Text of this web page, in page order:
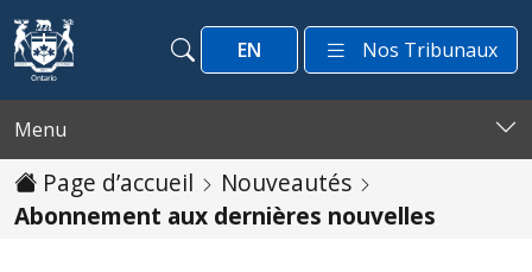
Passer au contenu
Recherche
Recherche
EN Nos Tribunaux
Menu
Page d’accueil
Nouveautés
Abonnement aux dernières nouvelles